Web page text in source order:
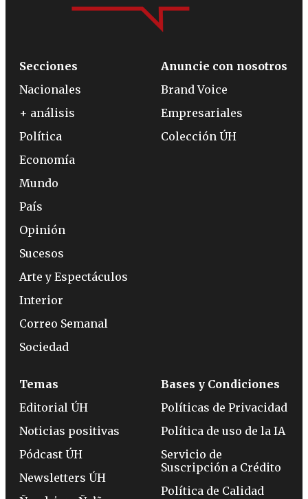
Secciones
Nacionales
+ análisis
Política
Economía
Mundo
País
Opinión
Sucesos
Arte y Espectáculos
Interior
Correo Semanal
Sociedad
Anuncie con nosotros
Brand Voice
Empresariales
Colección ÚH
Temas
Editorial ÚH
Noticias positivas
Pódcast ÚH
Newsletters ÚH
Bases y Condiciones
Políticas de Privacidad
Política de uso de la IA
Servicio de
Suscripción a Crédito
Política de Calidad